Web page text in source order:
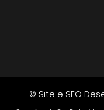
© Site e SEO